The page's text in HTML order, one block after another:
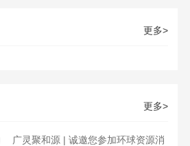
更多>
更多>
广灵聚和源 | 诚邀您参加环球资源消